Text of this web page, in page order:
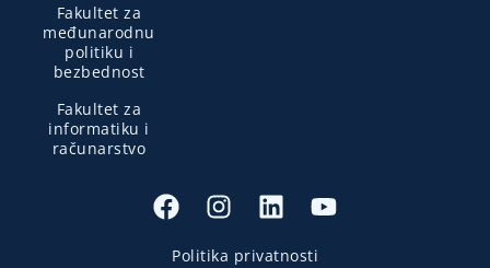
Fakultet za
međunarodnu
politiku i
bezbednost
Fakultet za
informatiku i
računarstvo
Politika privatnosti